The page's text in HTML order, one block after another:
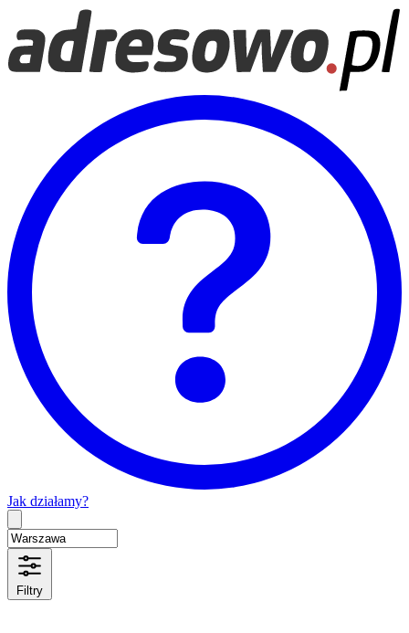
Jak działamy?
Filtry